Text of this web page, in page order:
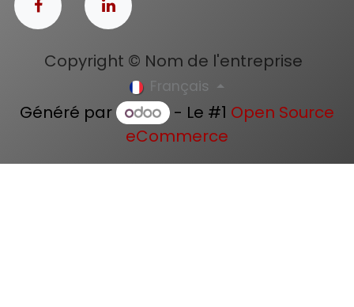
Copyright © Nom de l'entreprise
Français
Généré par - Le #1 Open Source
eCommerce